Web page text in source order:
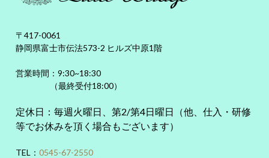
〒417-0061
静岡県富士市伝法573-2 ヒルズ中原1階
営業時間：9:30~18:30
（最終受付18:00）
定休日：毎週火曜日、第2/第4日曜日（他、仕入・研修
等でお休みを頂く場合もございます）
TEL：0545-67-2550